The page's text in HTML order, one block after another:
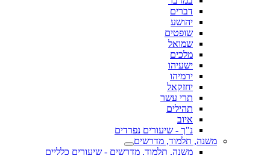
דברים
יהושע
שופטים
שמואל
מלכים
ישעיהו
ירמיהו
יחזקאל
תרי עשר
תהילים
איוב
נ"ך - שיעורים נפרדים
משנה, תלמוד, מדרשים
משנה, תלמוד, מדרשים - שיעורים כלליים